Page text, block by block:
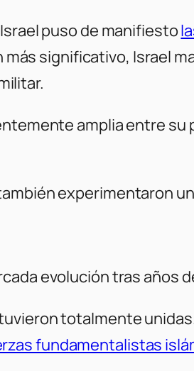
puso de manifiesto
significativo, Israel
amplia entre
experimentaron
evolución tras años
totalmente
fundamentalistas